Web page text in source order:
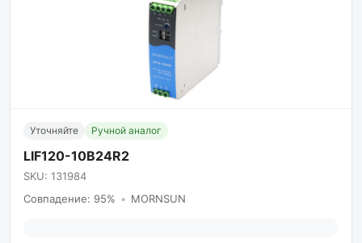
Уточняйте Ручной аналог
LIF120-10B24R2
SKU: 131984
Совпадение: 95% • MORNSUN